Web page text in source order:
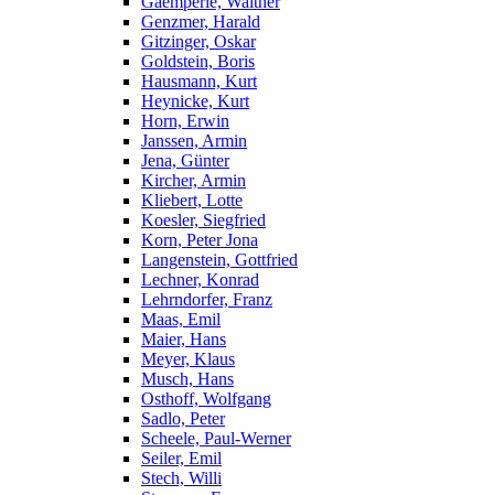
Genzmer, Harald
Gitzinger, Oskar
Goldstein, Boris
Hausmann, Kurt
Heynicke, Kurt
Horn, Erwin
Janssen, Armin
Jena, Günter
Kircher, Armin
Kliebert, Lotte
Koesler, Siegfried
Korn, Peter Jona
Langenstein, Gottfried
Lechner, Konrad
Lehrndorfer, Franz
Maas, Emil
Maier, Hans
Meyer, Klaus
Musch, Hans
Osthoff, Wolfgang
Sadlo, Peter
Scheele, Paul-Werner
Seiler, Emil
Stech, Willi